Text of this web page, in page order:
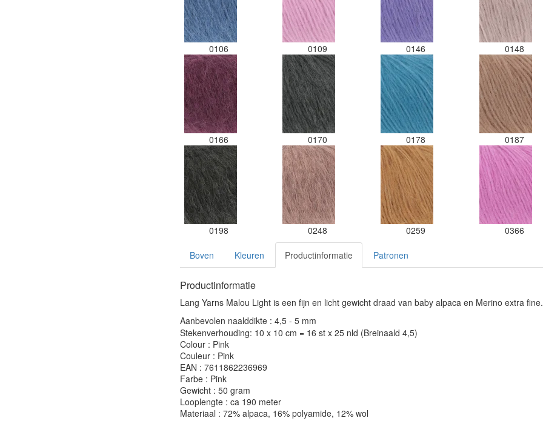
0106 0109 0146 0148
0166 0170 0178 0187
0198 0248 0259 0366
Boven Kleuren Productinformatie Patronen
Productinformatie
Lang Yarns Malou Light is een fijn en licht gewicht draad van baby alpaca en Merino extra fine.
Aanbevolen naalddikte : 4,5 - 5 mm
Stekenverhouding: 10 x 10 cm = 16 st x 25 nld (Breinaald 4,5)
Colour : Pink
Couleur : Pink
EAN : 7611862236969
Farbe : Pink
Gewicht : 50 gram
Looplengte : ca 190 meter
Materiaal : 72% alpaca, 16% polyamide, 12% wol